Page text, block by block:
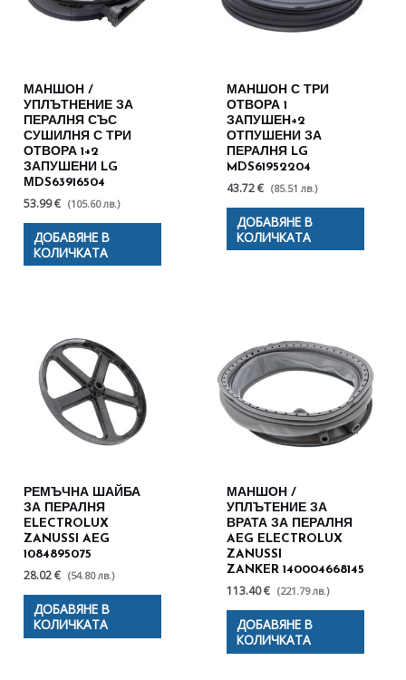
МАНШОН /
УПЛЪТНЕНИЕ ЗА
ПЕРАЛНЯ СЪС
СУШИЛНЯ С ТРИ
ОТВОРА 1+2
ЗАПУШЕНИ LG
МDS63916504
53.99 € (105.60 лв.)
ДОБАВЯНЕ В
КОЛИЧКАТА
МАНШОН С ТРИ
ОТВОРА 1
ЗАПУШЕН+2
ОТПУШЕНИ ЗА
ПЕРАЛНЯ LG
MDS61952204
43.72 € (85.51 лв.)
ДОБАВЯНЕ В
КОЛИЧКАТА
РЕМЪЧНА ШАЙБА
ЗА ПЕРАЛНЯ
ELECTROLUX
ZANUSSI AEG
1084895075
28.02 € (54.80 лв.)
ДОБАВЯНЕ В
КОЛИЧКАТА
МАНШОН /
УПЛЪТЕНИЕ ЗА
ВРАТА ЗА ПЕРАЛНЯ
AEG ELECTROLUX
ZANUSSI
ZANKER 140004668145
113.40 € (221.79 лв.)
ДОБАВЯНЕ В
КОЛИЧКАТА